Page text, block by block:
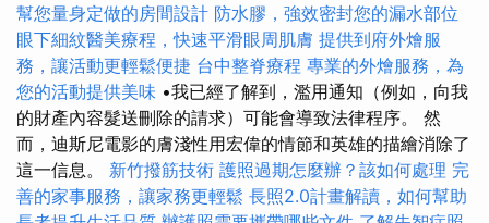
幫您量身定做的房間設計 防水膠，強效密封您的漏水部位
眼下細紋醫美療程，快速平滑眼周肌膚 提供到府外燴服
務，讓活動更輕鬆便捷 台中整脊療程 專業的外燴服務，為
您的活動提供美味 •我已經了解到，濫用通知（例如，向我
的財產內容髮送刪除的請求）可能會導致法律程序。 然
而，迪斯尼電影的膚淺性用宏偉的情節和英雄的描繪消除了
這一信息。 新竹撥筋技術 護照過期怎麼辦？該如何處理 完
善的家事服務，讓家務更輕鬆 長照2.0計畫解讀，如何幫助